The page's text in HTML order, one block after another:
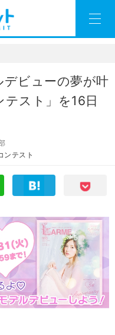
ビューの夢が叶
スト」を16日
ンテスト